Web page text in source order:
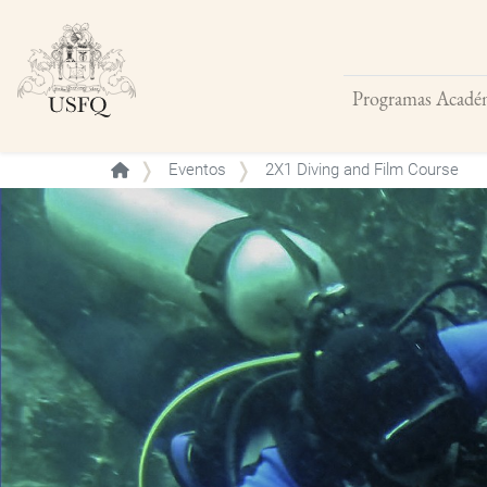
Programas
Buscar
Eventos 2X1 Diving and Film Course